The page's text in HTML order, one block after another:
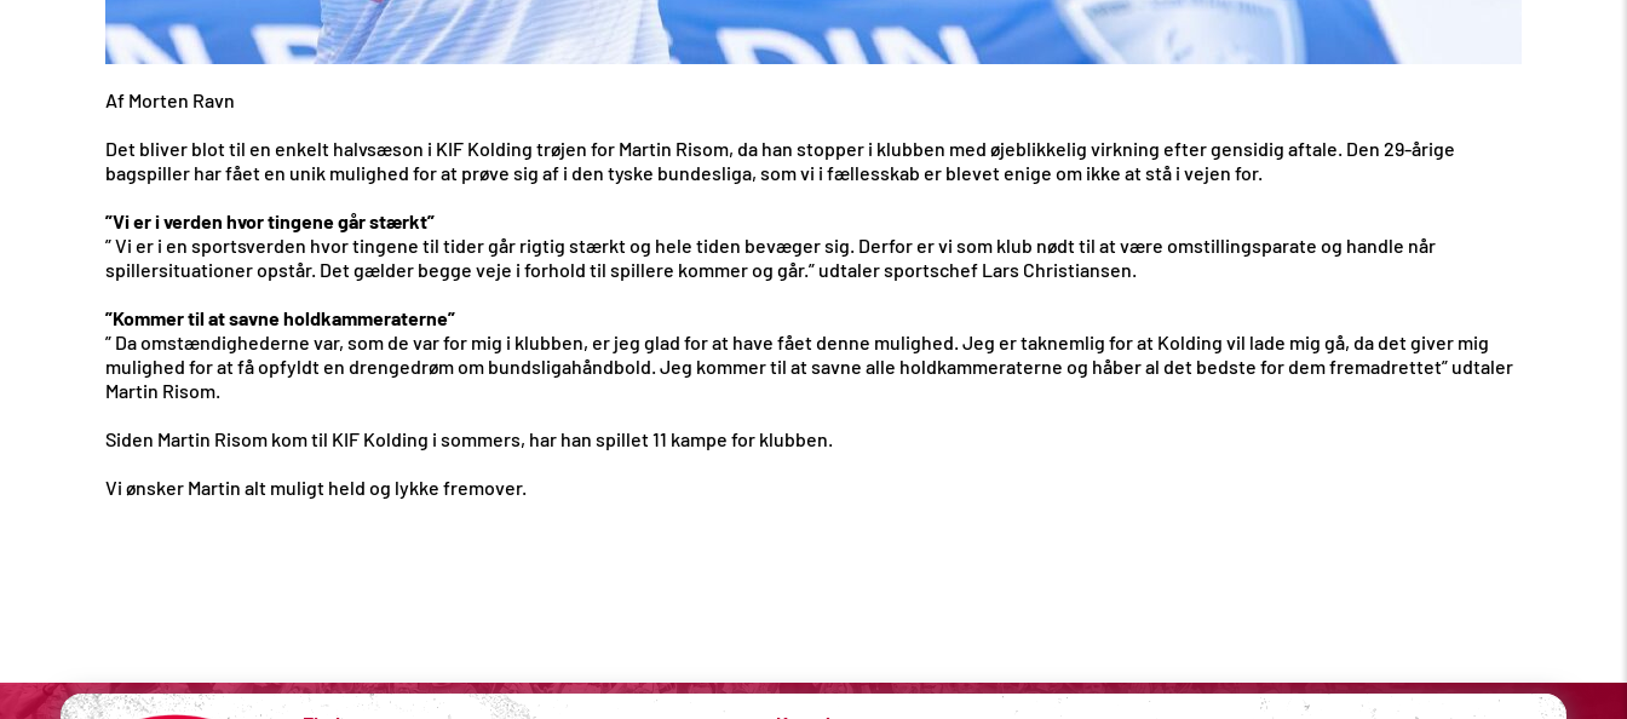
Af Morten Ravn
Det bliver blot til en enkelt halvsæson i KIF Kolding trøjen for Martin Risom, da han stopper i klubben med øjeblikkelig virkning efter gensidig aftale. Den 29-årige
bagspiller har fået en unik mulighed for at prøve sig af i den tyske bundesliga, som vi i fællesskab er blevet enige om ikke at stå i vejen for.
”Vi er i verden hvor tingene går stærkt”
” Vi er i en sportsverden hvor tingene til tider går rigtig stærkt og hele tiden bevæger sig. Derfor er vi som klub nødt til at være omstillingsparate og handle når
spillersituationer opstår. Det gælder begge veje i forhold til spillere kommer og går.” udtaler sportschef Lars Christiansen.
”Kommer til at savne holdkammeraterne”
” Da omstændighederne var, som de var for mig i klubben, er jeg glad for at have fået denne mulighed. Jeg er taknemlig for at Kolding vil lade mig gå, da det giver mig
mulighed for at få opfyldt en drengedrøm om bundsligahåndbold. Jeg kommer til at savne alle holdkammeraterne og håber al det bedste for dem fremadrettet” udtaler
Martin Risom.
Siden Martin Risom kom til KIF Kolding i sommers, har han spillet 11 kampe for klubben.
Vi ønsker Martin alt muligt held og lykke fremover.